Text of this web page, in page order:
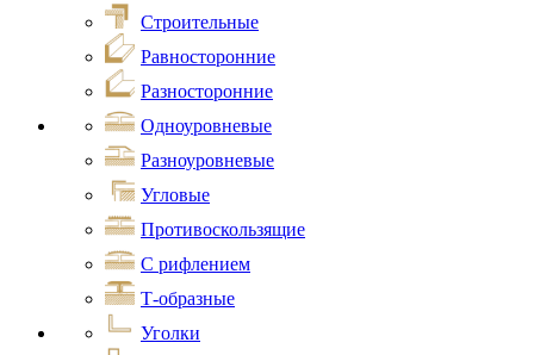
Строительные
Равносторонние
Разносторонние
Одноуровневые
Разноуровневые
Угловые
Противоскользящие
С рифлением
Т-образные
Уголки